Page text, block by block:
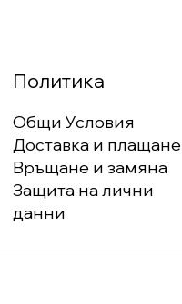
Политика
Общи Условия
Доставка и плащане
Връщане и замяна
Защита на лични
данни